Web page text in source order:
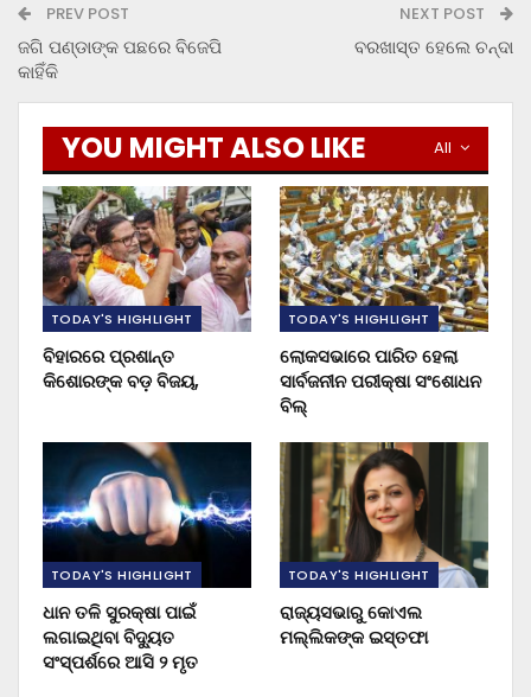
PREV POST
ଜଗି ପଣ୍ଡାଙ୍କ ପଛରେ ବିଜେପି
କାହିଁକି
NEXT POST
ବରଖାସ୍ତ ହେଲେ ଚନ୍ଦା
All
YOU MIGHT ALSO LIKE
TODAY'S HIGHLIGHT
ବିହାରରେ ପ୍ରଶାନ୍ତ
କିଶୋରଙ୍କ ବଡ଼ ବିଜୟ,
TODAY'S HIGHLIGHT
ଲୋକସଭାରେ ପାରିତ ହେଲା
ସାର୍ବଜନୀନ ପରୀକ୍ଷା ସଂଶୋଧନ
ବିଲ୍
TODAY'S HIGHLIGHT
ଧାନ ତଳି ସୁରକ୍ଷା ପାଇଁ
ଲଗାଇଥିବା ବିଦ୍ୟୁତ
ସଂସ୍ପର୍ଶରେ ଆସି ୨ ମୃତ
TODAY'S HIGHLIGHT
ରାଜ୍ୟସଭାରୁ କୋଏଲ
ମଲ୍ଲିକଙ୍କ ଇସ୍ତଫା